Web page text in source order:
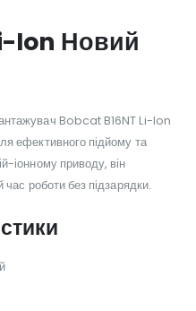
Ion Новий
Bobcat B16NT Li-Ion
ефективного підйому та
іонному приводу, він
час роботи без підзарядки.